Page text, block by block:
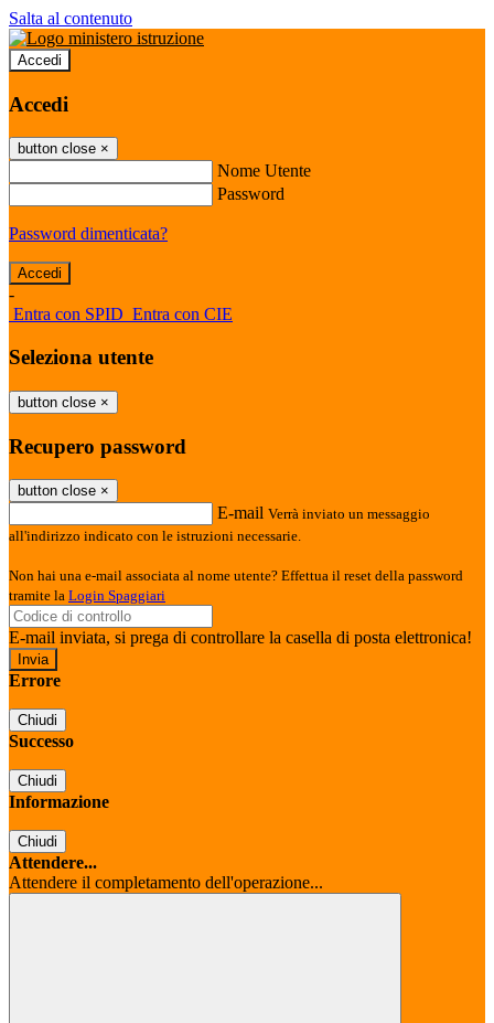
Salta al contenuto
Accedi
Accedi
button close ×
Nome Utente
Password
Password dimenticata?
-
Entra con SPID Entra con CIE
Seleziona utente
button close ×
Recupero password
button close ×
E-mail Verrà inviato un messaggio
all'indirizzo indicato con le istruzioni necessarie.
Non hai una e-mail associata al nome utente? Effettua il reset della password
tramite la Login Spaggiari
E-mail inviata, si prega di controllare la casella di posta elettronica!
Errore
Chiudi
Successo
Chiudi
Informazione
Chiudi
Attendere...
Attendere il completamento dell'operazione...